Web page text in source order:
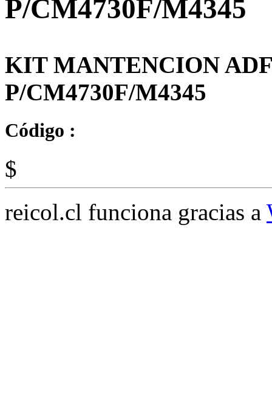
P/CM4730F/M4345
KIT MANTENCION
P/CM4730F/M4345
Código :
$
reicol.cl funciona gracias a